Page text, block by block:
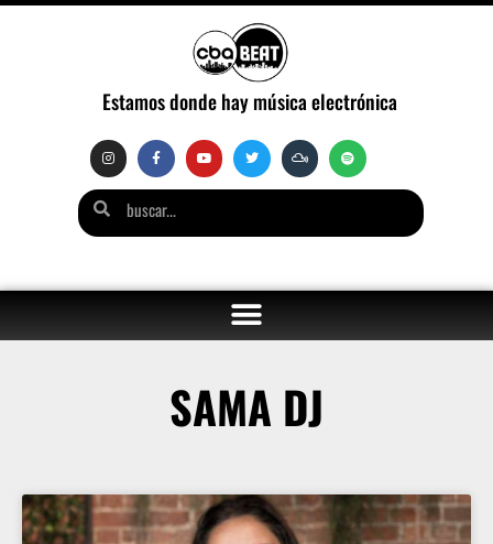
Estamos donde hay música electrónica
SAMA DJ